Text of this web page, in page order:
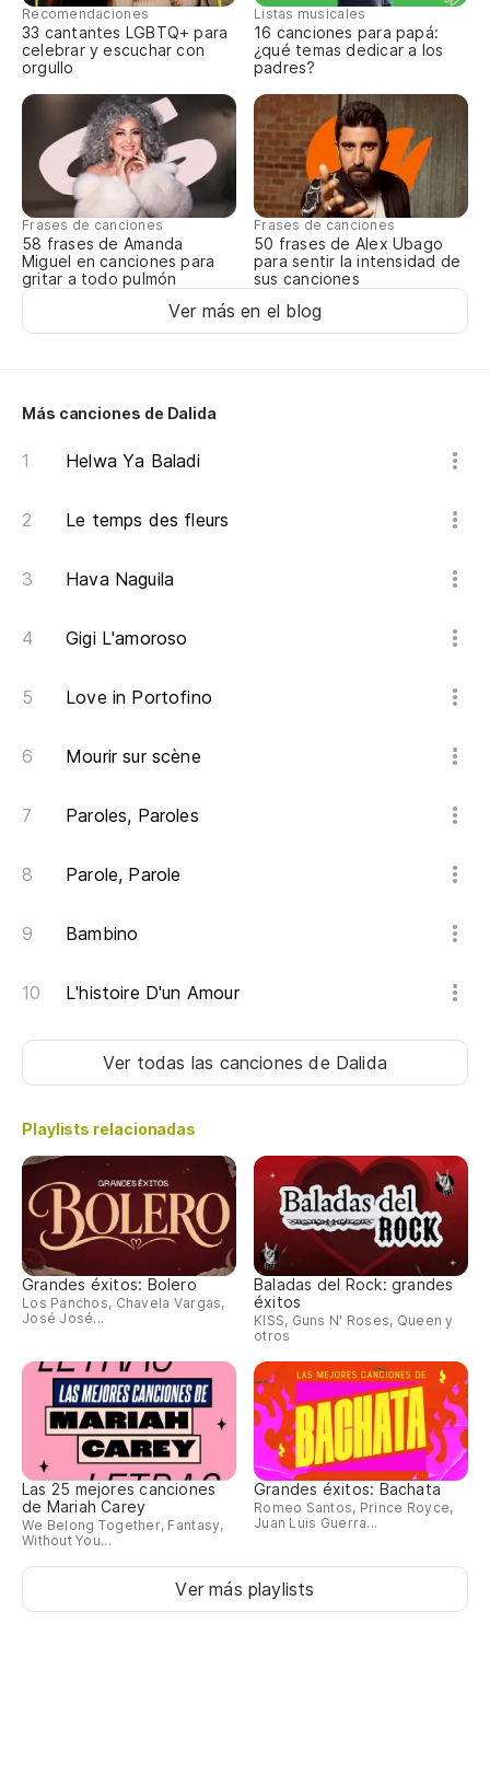
Recomendaciones
33 cantantes LGBTQ+ para
celebrar y escuchar con
orgullo
Listas musicales
16 canciones para papá:
¿qué temas dedicar a los
padres?
Frases de canciones
58 frases de Amanda
Miguel en canciones para
gritar a todo pulmón
Frases de canciones
50 frases de Alex Ubago
para sentir la intensidad de
sus canciones
Ver más en el blog
Más canciones de Dalida
Helwa Ya Baladi
Le temps des fleurs
Hava Naguila
Gigi L'amoroso
Love in Portofino
Mourir sur scène
Paroles, Paroles
Parole, Parole
Bambino
L'histoire D'un Amour
Ver todas las cancionesde Dalida
Playlists relacionadas
Grandes éxitos: Bolero
Los Panchos, Chavela Vargas,
José José...
Baladas del Rock: grandes
éxitos
KISS, Guns N' Roses, Queen y
otros
Las 25 mejores canciones
de Mariah Carey
We Belong Together, Fantasy,
Without You...
Grandes éxitos: Bachata
Romeo Santos, Prince Royce,
Juan Luis Guerra...
Ver más playlists